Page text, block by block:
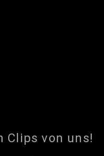
Clips von uns!